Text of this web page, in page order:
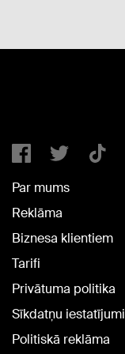
Par mums
Reklāma
Biznesa klientiem
Tarifi
Privātuma politika
Sīkdatņu iestatījumi
Politiskā reklāma